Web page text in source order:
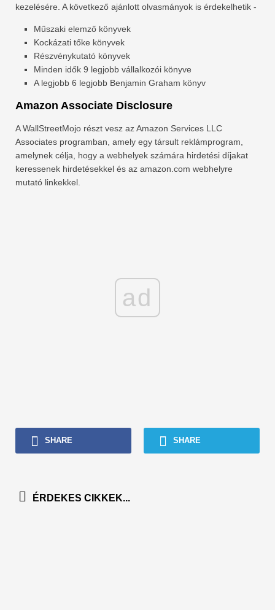
kezelésére. A következő ajánlott olvasmányok is érdekelhetik -
Műszaki elemző könyvek
Kockázati tőke könyvek
Részvénykutató könyvek
Minden idők 9 legjobb vállalkozói könyve
A legjobb 6 legjobb Benjamin Graham könyv
Amazon Associate Disclosure
A WallStreetMojo részt vesz az Amazon Services LLC
Associates programban, amely egy társult reklámprogram,
amelynek célja, hogy a webhelyek számára hirdetési díjakat
keressenek hirdetésekkel és az amazon.com webhelyre
mutató linkekkel.
ad
SHARE SHARE
ÉRDEKES CIKKEK...